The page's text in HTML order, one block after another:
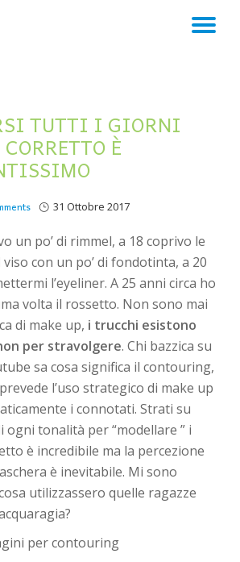
TUTTI I GIORNI
È
31 Ottobre 2017
un po’ di rimmel, a 18 coprivo le
con un po’ di fondotinta, a 20
l’eyeliner. A 25 anni circa ho
volta il rossetto. Non sono mai
di make up, i trucchi esistono
per stravolgere. Chi bazzica su
sa cosa significa il contouring,
l’uso strategico di make up
i connotati. Strati su
ogni tonalità per “modellare ” i
è incredibile ma la percezione
è inevitabile. Mi sono
utilizzassero quelle ragazze